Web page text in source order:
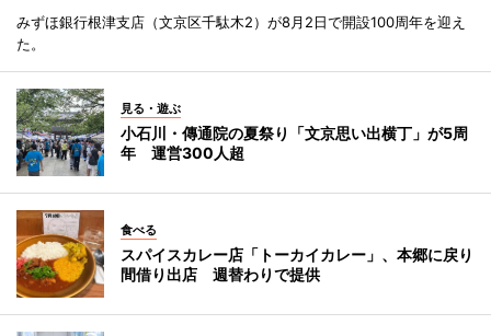
みずほ銀行根津支店（文京区千駄木2）が8月2日で開設100周年を迎え
た。
見る・遊ぶ
小石川・傳通院の夏祭り「文京思い出横丁」が5周
年 運営300人超
食べる
スパイスカレー店「トーカイカレー」、本郷に戻り
間借り出店 週替わりで提供